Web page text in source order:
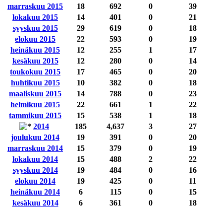
marraskuu 2015
18 692 0
39
lokakuu 2015
14 401 0
21
syyskuu 2015
29 619 0
18
elokuu 2015
22 593 0
19
heinäkuu 2015
12 255 1
17
kesäkuu 2015
12 280 0
14
toukokuu 2015
17 465 0
20
huhtikuu 2015
10 382 0
18
maaliskuu 2015
14 788 0
23
helmikuu 2015
22 661 1
22
tammikuu 2015
15 538 1
18
2014
185 4,637 3
27
joulukuu 2014
19 391 0
20
marraskuu 2014
15 379 0
19
lokakuu 2014
15 488 2
22
syyskuu 2014
19 484 0
16
elokuu 2014
19 425 0
11
heinäkuu 2014
6 115 0
15
kesäkuu 2014
6 361 0
18